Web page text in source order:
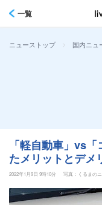
一覧
ニューストップ > 国内ニュ
「軽自動車」vs
たメリットとデメ
2022年1月9日 9時10分
写真：くるまの